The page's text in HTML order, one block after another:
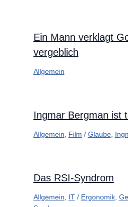
Ein Mann verklagt
vergeblich
Allgemein
Ingmar Bergman ist
Allgemein Film / Glaube,
Das RSI-Syndrom
Allgemein IT/ Ergonomik,